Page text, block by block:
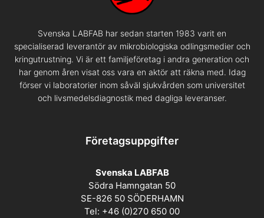
Svenska LABFAB har sedan starten 1983 varit en
specialiserad leverantör av mikrobiologiska odlingsmedier och
kringutrustning. Vi är ett familjeföretag i andra generation och
har genom åren visat oss vara en aktör att räkna med. Idag
förser vi laboratorier inom såväl sjukvården som universitet
och livsmedelsdiagnostik med dagliga leveranser.
Företagsuppgifter
Svenska LABFAB
Södra Hamngatan 50
SE-826 50 SÖDERHAMN
Tel: +46 (0)270 650 00